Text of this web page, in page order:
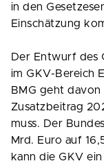
in den
Einschätzung
Der Entwurf des
im GKV-Bereich
BMG geht davon
Zusatzbeitrag
muss. Der
Mrd. Euro auf
kann die GKV